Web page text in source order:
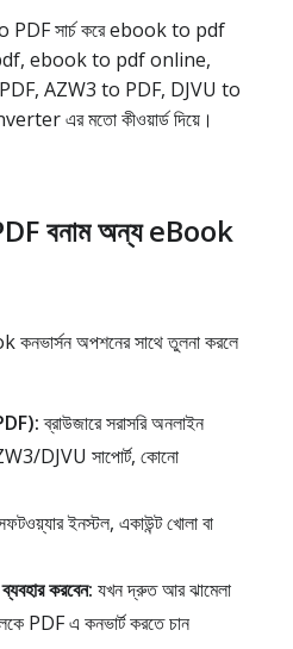
PDF সার্চ করে ebook to pdf
ebook to pdf online,
AZW3 to PDF, DJVU to
এর মতো কীওয়ার্ড দিয়ে।
বনাম অন্য eBook
অপশনের সাথে তুলনা করলে
ব্রাউজারে সরাসরি অনলাইন
DJVU সাপোর্ট, কোনো
ইনস্টল, একাউন্ট খোলা বা
করবেন: যখন দ্রুত আর ঝামেলা
PDF এ কনভার্ট করতে চান